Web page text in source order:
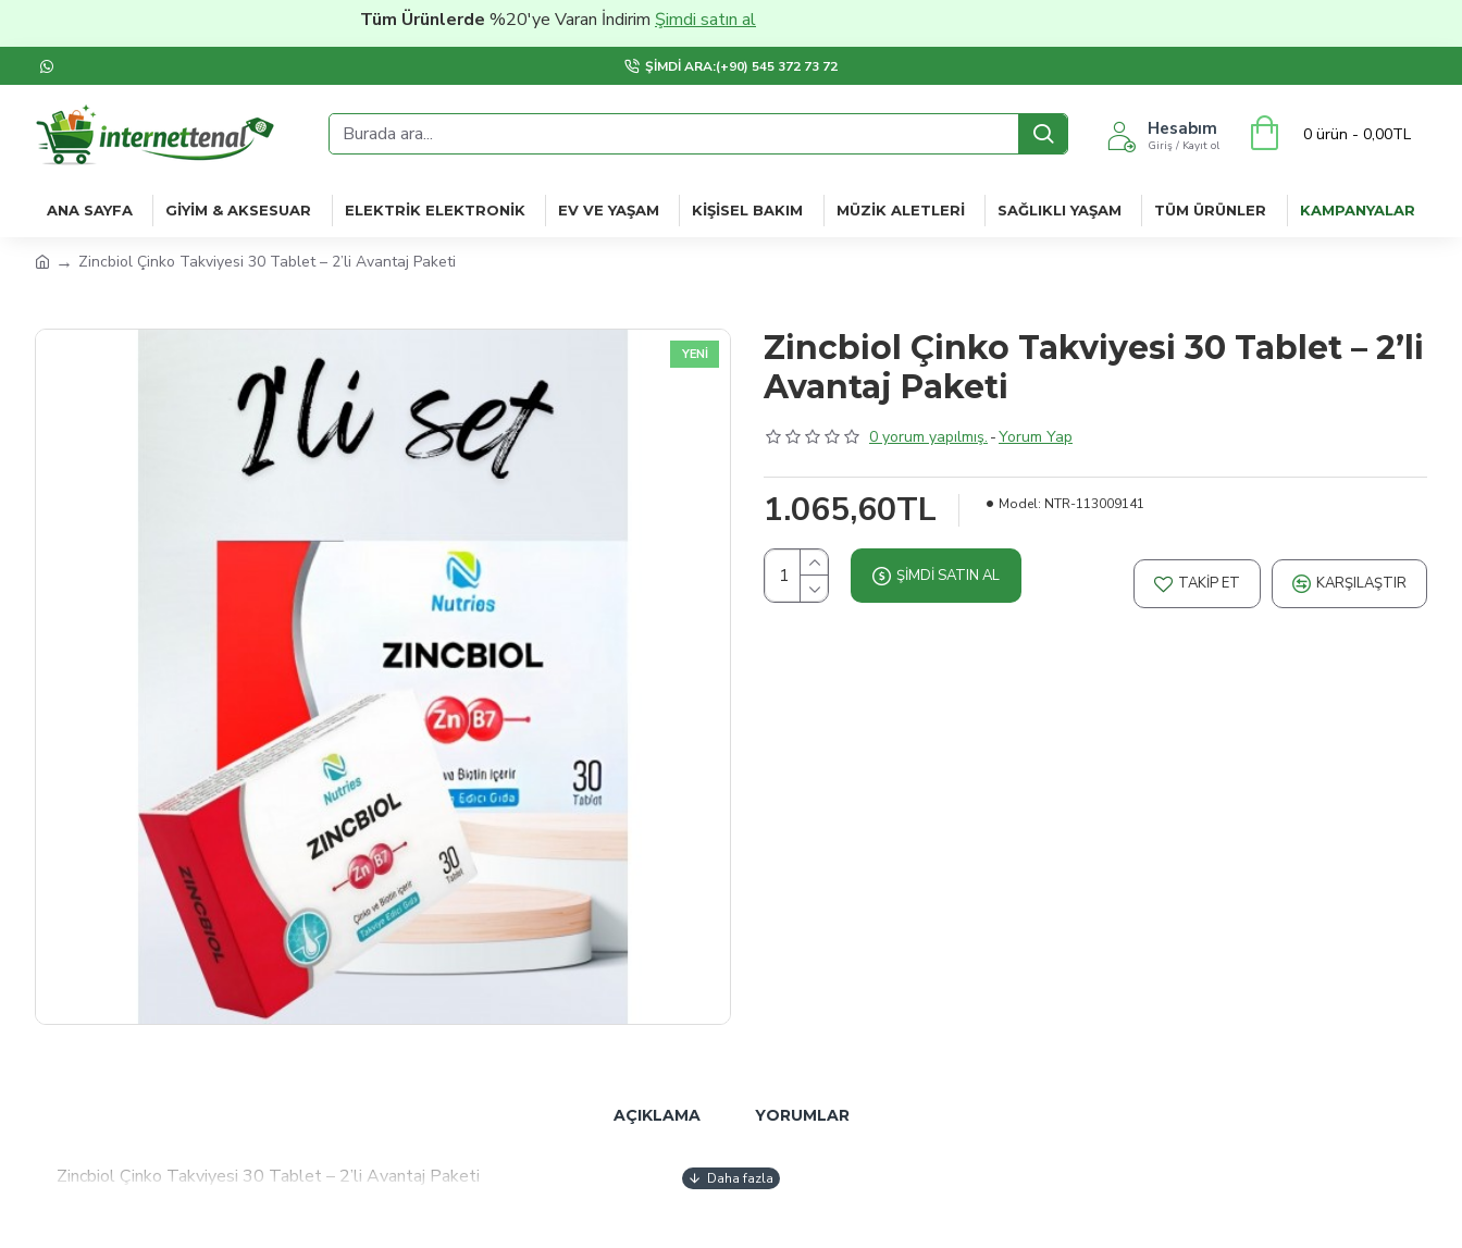
Tüm Ürünlerde%20'ye Varan İndirimŞimdi satın al
ŞIMDI ARA:(+90) 545 372 73 72
Hesabım
Giriş / Kayıt ol
0 ürün - 0,00TL
ANA SAYFA GIYIM & AKSESUAR ELEKTRIK ELEKTRONIK EV VE YAŞAM KIŞISEL BAKIM MÜZIK ALETLERI SAĞLIKLI YAŞAM TÜM ÜRÜNLER KAMPANYALAR
Zincbiol Çinko Takviyesi 30 Tablet – 2’li Avantaj Paketi
YENI
Zincbiol Çinko Takviyesi 30 Tablet – 2’li
Avantaj Paketi
0 yorum yapılmış. -Yorum Yap
1.065,60TL Model: NTR-113009141
ŞIMDI SATIN AL TAKIP ET KARŞILAŞTIR
AÇIKLAMA YORUMLAR
Zincbiol Çinko Takviyesi 30 Tablet – 2’li Avantaj Paketi